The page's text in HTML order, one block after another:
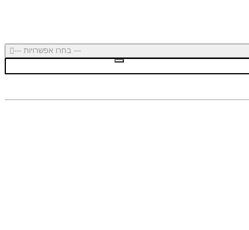
--- בחרו אפשרויות ---